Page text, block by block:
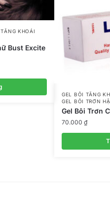
KHOÁI
Bust Excite
GEL BÔI TĂNG
GEL BÔI TRƠN
Gel Bôi Trơn
70.000 ₫